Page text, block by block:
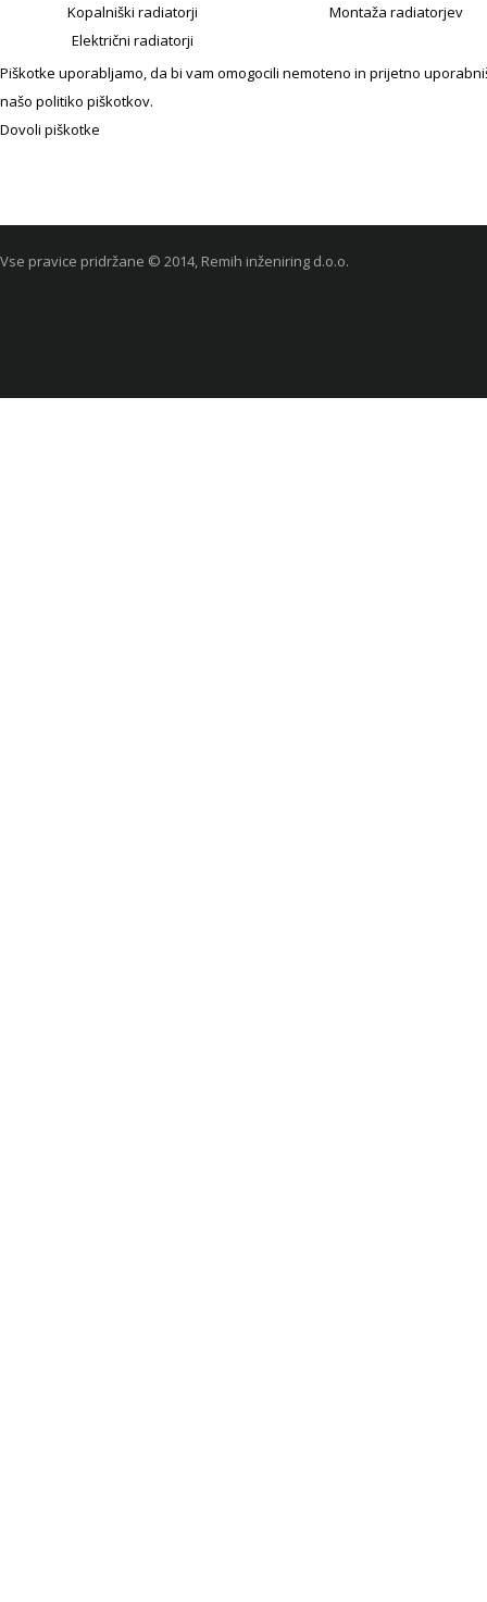
Kopalniški radiatorji
Električni radiatorji
Montaža radiatorjev
Piškotke uporabljamo, da bi vam omogocili nemoteno in prijetno
našo politiko piškotkov.
Dovoli piškotke
Vse pravice pridržane © 2014, Remih inženiring d.o.o.